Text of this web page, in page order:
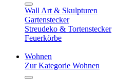
Wall Art & Skulpturen
Gartenstecker
Streudeko & Tortenstecker
Feuerkörbe
Wohnen
Zur Kategorie Wohnen